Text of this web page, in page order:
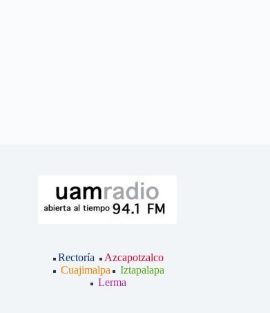
Rectoría
Azcapotzalco
Cuajimalpa
Iztapalapa
Lerma